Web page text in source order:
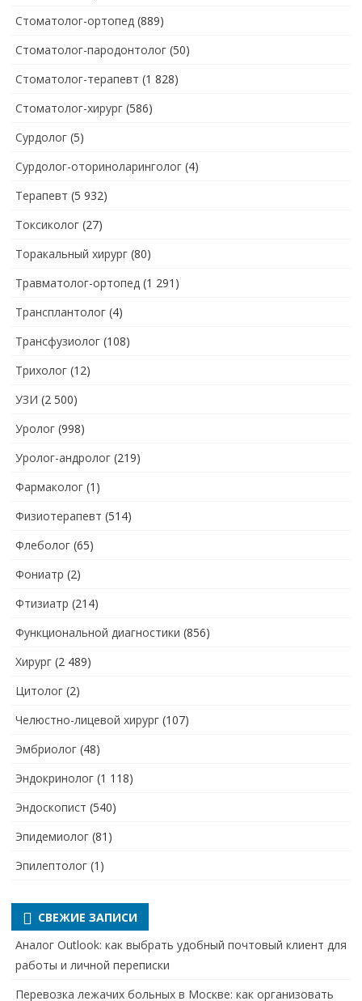
Стоматолог-ортопед (889)
Стоматолог-пародонтолог (50)
Стоматолог-терапевт (1 828)
Стоматолог-хирург (586)
Сурдолог (5)
Сурдолог-оториноларинголог (4)
Терапевт (5 932)
Токсиколог (27)
Торакальный хирург (80)
Травматолог-ортопед (1 291)
Трансплантолог (4)
Трансфузиолог (108)
Трихолог (12)
УЗИ (2 500)
Уролог (998)
Уролог-андролог (219)
Фармаколог (1)
Физиотерапевт (514)
Флеболог (65)
Фониатр (2)
Фтизиатр (214)
Функциональной диагностики (856)
Хирург (2 489)
Цитолог (2)
Челюстно-лицевой хирург (107)
Эмбриолог (48)
Эндокринолог (1 118)
Эндоскопист (540)
Эпидемиолог (81)
Эпилептолог (1)
СВЕЖИЕ ЗАПИСИ
Аналог Outlook: как выбрать удобный почтовый клиент для
работы и личной переписки
Перевозка лежачих больных в Москве: как организовать